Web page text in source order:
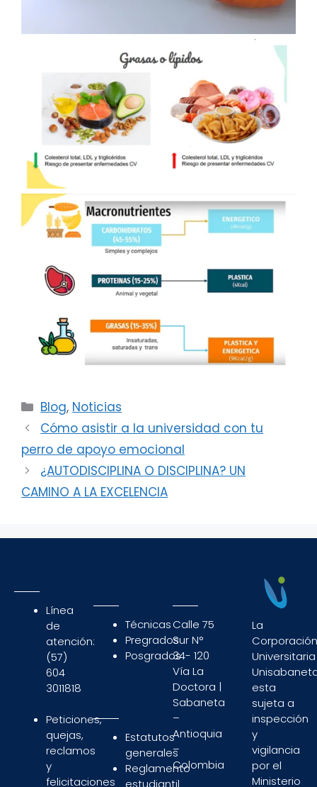
Blog, Noticias
Cómo asistir a la universidad con tu
perro de apoyo emocional
¿AUTODISCIPLINA O DISCIPLINA? UN
CAMINO A LA EXCELENCIA
Línea
de
atención:
(57)
604
3011818
Peticiones,
quejas,
reclamos
y
felicitaciones
Técnicas
Pregrados
Posgrados
Estatutos
generales
Reglamento
estudiantil
Calle 75
Sur N°
34- 120
Vía La
Doctora |
Sabaneta
–
Antioquia
–
Colombia
La
Corporación
Universitaria
esta
sujeta a
inspección
y
vigilancia
por el
Ministerio